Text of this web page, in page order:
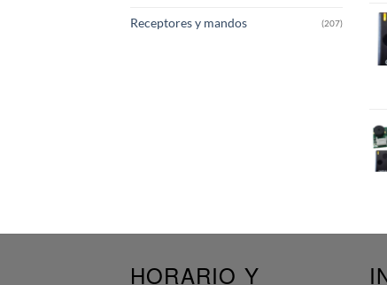
Receptores y mandos (207)
HORARIO Y